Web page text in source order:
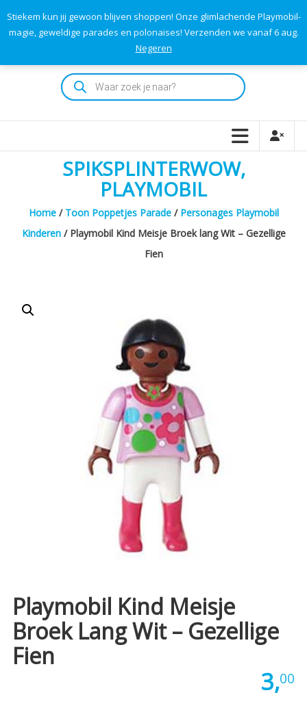
Stiekem kun jij gewoon blijven shoppen! Onze glimlachende Playmobil-
magie, geweldige parades en polonaises! Verzenden we vanaf 6 aug.
Negeren
content
Playmodok
Tweedehands
dromen
voor
iedereen
TOTAAL
Producten
zoeken
SPIKSPLINTERWOW,
PLAYMOBIL
Home/ Toon Poppetjes Parade/ Personages Playmobil
Kinderen/ Playmobil Kind Meisje Broek lang Wit – Gezellige
Fien
Playmobil Kind Meisje
Broek Lang Wit – Gezellige
Fien
3,00